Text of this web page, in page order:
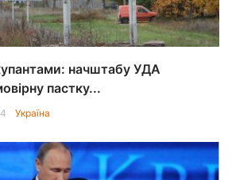
начштабу УДА
пастку...
Україна